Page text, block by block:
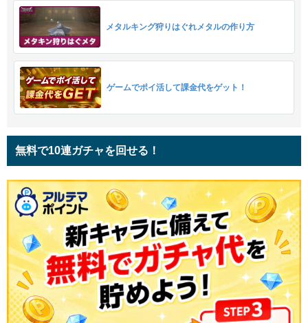
メタルキング狩りはぐれメタルの作り方
ゲームでポイ活して課金代をゲット！
無料で10連ガチャを回せる！